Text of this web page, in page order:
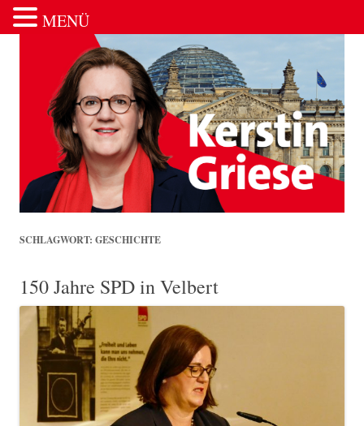
Zum Inhalt springen
SCHLAGWORT: GESCHICHTE
150 Jahre SPD in Velbert
MENÜ